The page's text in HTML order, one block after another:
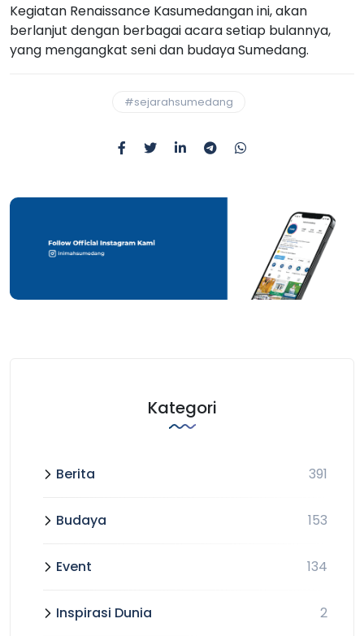
Kegiatan Renaissance Kasumedangan ini, akan
berlanjut dengan berbagai acara setiap bulannya,
yang mengangkat seni dan budaya Sumedang.
#sejarahsumedang
Kategori
Berita 391
Budaya 153
Event 134
Inspirasi Dunia 2